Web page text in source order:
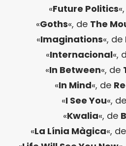
«Future Politics
«Goths«, de The
«Imaginations«, de
«Internacional«,
«In Between«, de
«In Mind«, de
«I See You«, de
«Kwalia«, de
«La Línia Màgica«, de